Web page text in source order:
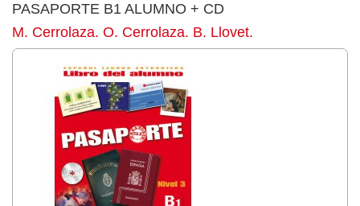
PASAPORTE B1 ALUMNO + CD
M. Cerrolaza. O. Cerrolaza. B. Llovet.